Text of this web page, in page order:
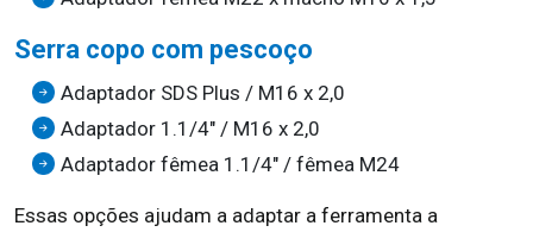
Serra copo com pescoço
Adaptador SDS Plus / M16 x 2,0
Adaptador 1.1/4" / M16 x 2,0
Adaptador fêmea 1.1/4" / fêmea M24
Essas opções ajudam a adaptar a ferramenta a